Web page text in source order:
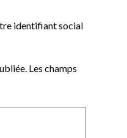
identifiant social
Les champs